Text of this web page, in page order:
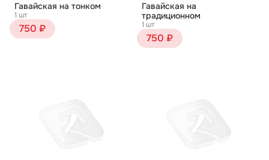
Гавайская на тонком
1 шт
750 ₽
Гавайская на
традиционном
1 шт
750 ₽